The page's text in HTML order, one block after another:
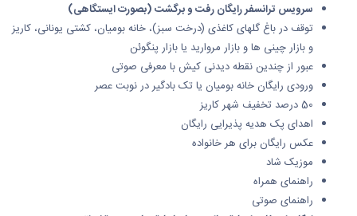
سرویس ترانسفر رایگان رفت و برگشت (بصورت ایستگاهی)
توقف در باغ گلهای کاغذی (درخت سبز)، خانه بومیان، کشتی یونانی، کاریز
و بازار چینی ها و بازار مروارید یا بازار پنگوئن
عبور از چندین نقطه دیدنی کیش با معرفی صوتی
ورودی رایگان خانه بومیان یا تک بادگیر در نوبت عصر
50 درصد تخفیف شهر کاریز
اهدای پک هدیه پذیرایی رایگان
عکس رایگان برای هر خانواده
موزیک شاد
راهنمای همراه
راهنمای صوتی